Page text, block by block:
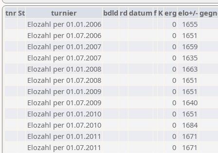
tnrSt turnier bdld rd datumf Kerg elo+/-
Elozahl per 01.01.2006
0
1655
Elozahl per 01.07.2006
0
1651
Elozahl per 01.01.2007
0
1659
Elozahl per 01.07.2007
0
1635
Elozahl per 01.01.2008
0
1663
Elozahl per 01.07.2008
0
1651
Elozahl per 01.01.2009
0
1651
Elozahl per 01.07.2009
0
1640
Elozahl per 01.01.2010
0
1651
Elozahl per 01.07.2010
0
1684
Elozahl per 01.01.2011
0
1671
Elozahl per 01.07.2011
0
1671